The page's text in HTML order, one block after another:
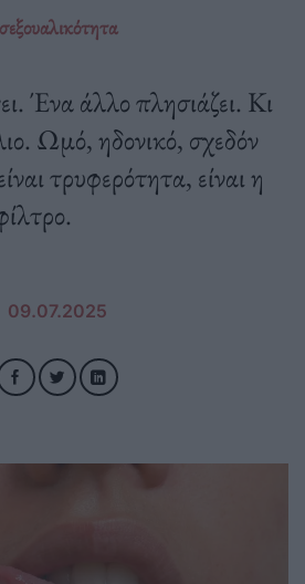
σεξουαλικότητα
Ένα άλλο πλησιάζει. Κι
Ωμό, ηδονικό, σχεδόν
τρυφερότητα, είναι η
09.07.2025